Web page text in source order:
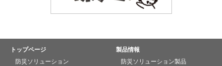
トップページ
防災ソリューション
製品情報
防災ソリューション製品